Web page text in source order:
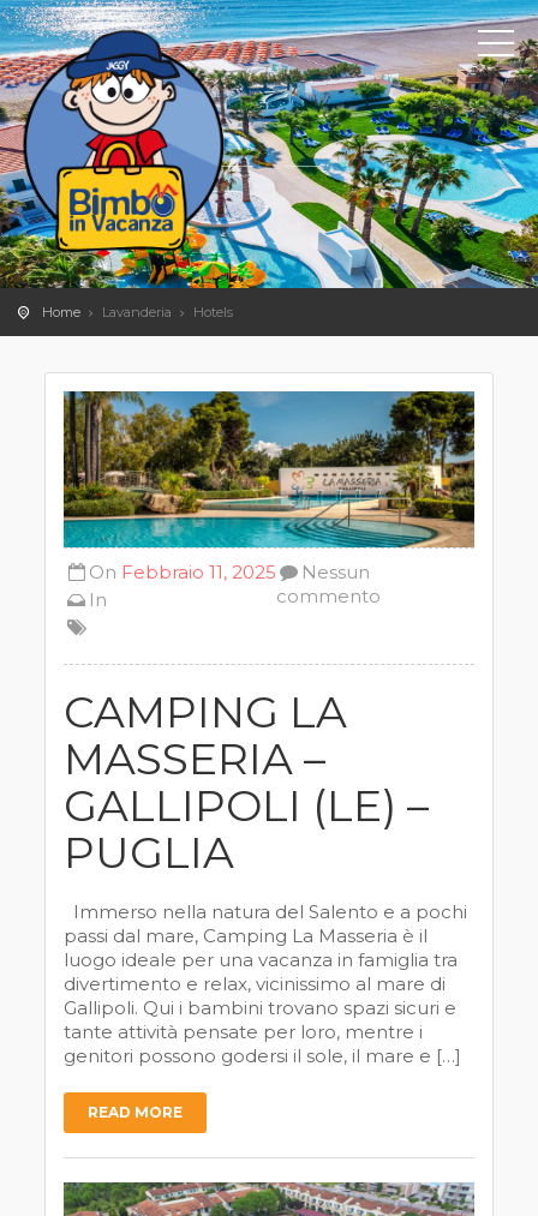
Home Lavanderia Hotels
On Febbraio 11, 2025
In
Nessun
commento
CAMPING LA
MASSERIA –
GALLIPOLI (LE) –
PUGLIA
Immerso nella natura del Salento e a pochi
passi dal mare, Camping La Masseria è il
luogo ideale per una vacanza in famiglia tra
divertimento e relax, vicinissimo al mare di
Gallipoli. Qui i bambini trovano spazi sicuri e
tante attività pensate per loro, mentre i
genitori possono godersi il sole, il mare e […]
READ MORE